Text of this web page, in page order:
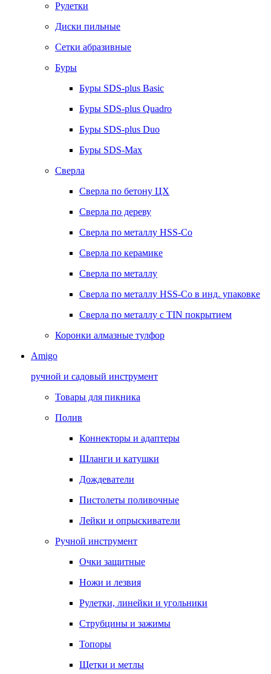
Рулетки
Диски пильные
Сетки абразивные
Буры
Буры SDS-plus Basic
Буры SDS-plus Quadro
Буры SDS-plus Duo
Буры SDS-Max
Сверла
Сверла по бетону ЦХ
Сверла по дереву
Сверла по металлу HSS-Co
Сверла по керамике
Сверла по металлу
Сверла по металлу HSS-Co в инд. упаковке
Сверла по металлу с TIN покрытием
Коронки алмазные тулфор
Amigo
ручной и садовый инструмент
Товары для пикника
Полив
Коннекторы и адаптеры
Шланги и катушки
Дождеватели
Пистолеты поливочные
Лейки и опрыскиватели
Ручной инструмент
Очки защитные
Ножи и лезвия
Рулетки, линейки и угольники
Струбцины и зажимы
Топоры
Щетки и метлы